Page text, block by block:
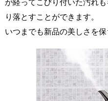
が経ってこびり付いた汚れ
り落とすことができます。
いつまでも新品の美しさを保